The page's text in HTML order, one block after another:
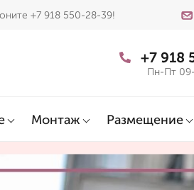
+7 918 550-28-39!
+7 918
Пн-Пт
Монтаж Размещение